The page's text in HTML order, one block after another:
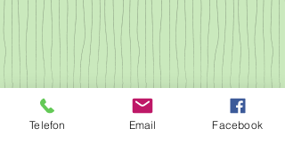
Telefon Email Facebook